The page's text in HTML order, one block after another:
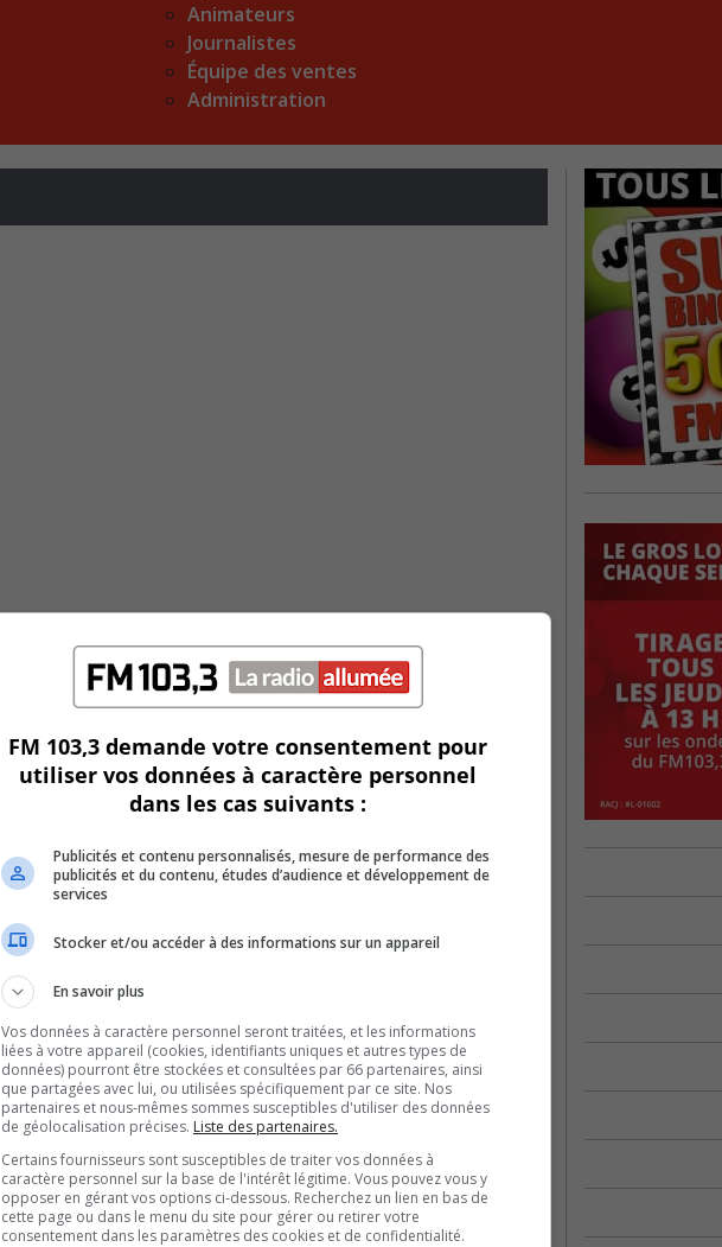
Animateurs
Journalistes
Équipe des ventes
Administration
FM 103,3 demande votre consentement pour
utiliser vos données à caractère personnel
dans les cas suivants :
Publicités et contenu personnalisés, mesure de performance des
publicités et du contenu, études d’audience et développement de
services
Stocker et/ou accéder à des informations sur un appareil
En savoir plus
Vos données à caractère personnel seront traitées, et les informations
liées à votre appareil (cookies, identifiants uniques et autres types de
données) pourront être stockées et consultées par 66 partenaires, ainsi
que partagées avec lui, ou utilisées spécifiquement par ce site. Nos
partenaires et nous-mêmes sommes susceptibles d'utiliser des données
de géolocalisation précises. Liste des partenaires.
Certains fournisseurs sont susceptibles de traiter vos données à
caractère personnel sur la base de l'intérêt légitime. Vous pouvez vous y
opposer en gérant vos options ci-dessous. Recherchez un lien en bas de
cette page ou dans le menu du site pour gérer ou retirer votre
consentement dans les paramètres des cookies et de confidentialité.